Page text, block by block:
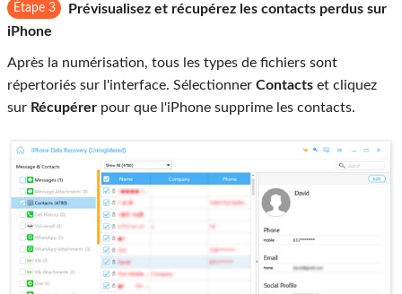
Étape 3
Prévisualisez et récupérez les contacts perdus sur
iPhone
Après la numérisation, tous les types de fichiers sont
répertoriés sur l'interface. Sélectionner Contacts et cliquez
sur Récupérer pour que l'iPhone supprime les contacts.